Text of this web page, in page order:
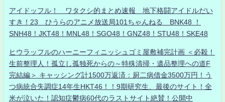
アイドッフル！ ワタクシ的まとめ速報 地下格闘アイドルだい
すき！23 ひうらのアニメ放送局101ちゃんねる BNK48 ！
SNH48！JKT48！MNL48！SGO48！GNZ48！STU48！SKE48
ヒウラッフルのハーニーフィニッシュゴミ屋敷補完計画 ＜必殺！
生前整理人！孤立し孤独死からの～特殊清掃・遺品整理への道F
完結編＞ キャッシング計1500万返済：厨二病借金3500万円！う
つ病統合失調症14年生HKT46！！9期研究生、最後のサイト！全
米が泣いた！認知症鬱病60代のラストサイト絶賛！公開中